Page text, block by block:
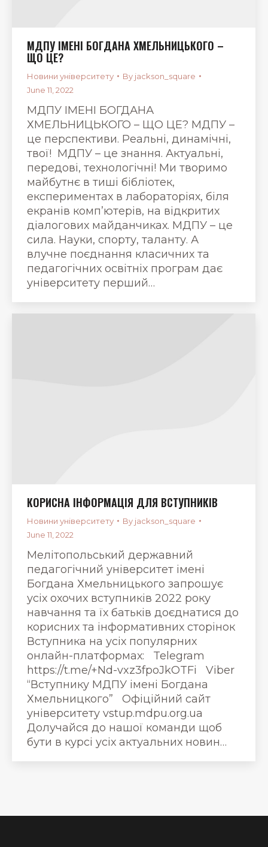
МДПУ ІМЕНІ БОГДАНА ХМЕЛЬНИЦЬКОГО –
ЩО ЦЕ?
Новини університету By jackson_square
June 11, 2022
МДПУ ІМЕНІ БОГДАНА
ХМЕЛЬНИЦЬКОГО – ЩО ЦЕ? МДПУ –
це перспективи. Реальні, динамічні,
твої! МДПУ – це знання. Актуальні,
передові, технологічні! Ми творимо
майбутнє в тиші бібліотек,
експериментах в лабораторіях, біля
екранів комп’ютерів, на відкритих
діалогових майданчиках. МДПУ – це
сила. Науки, спорту, таланту. А
влучне поєднання класичних та
педагогічних освітніх програм дає
університету перший…
КОРИСНА ІНФОРМАЦІЯ ДЛЯ ВСТУПНИКІВ
Новини університету By jackson_square
June 11, 2022
Мелітопольський державний
педагогічний університет імені
Богдана Хмельницького запрошує
усіх охочих вступників 2022 року
навчання та їх батьків доєднатися до
корисних та інформативних сторінок
Вступника на усіх популярних
онлайн-платформах: Telegram
https://t.me/+Nd-vxz3fpoJkOTFi Viber
“Вступнику МДПУ імені Богдана
Хмельницкого” Офіційний сайт
університету vstup.mdpu.org.ua
Долучайся до нашої команди щоб
бути в курсі усіх актуальних новин…